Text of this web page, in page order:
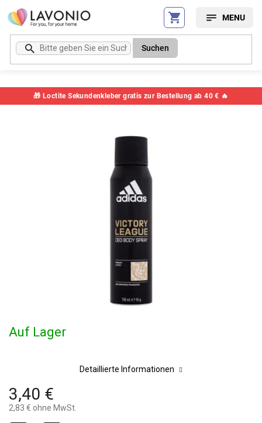
Zum
Inhalt
springen
🎁 Loctite Sekundenkleber gratis zur Bestellung ab 40 € 🔥
Suchen
Artikelnummer:
3,40 €
2,83 € ohne MwSt.
Auf Lager
Detaillierte Informationen